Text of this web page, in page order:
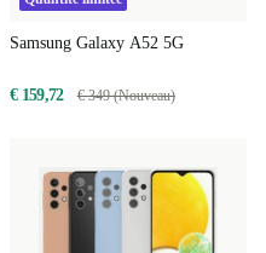
Samsung Galaxy A52 5G
€ 159,72 € 349 (Nouveau)